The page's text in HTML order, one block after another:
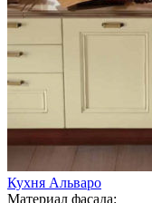
Кухня Альваро
Материал фасада: